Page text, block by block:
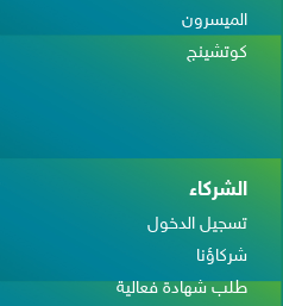
الميسرون
كوتشينج
الشركاء
تسجيل الدخول
شركاؤنا
طلب شهادة فعالية